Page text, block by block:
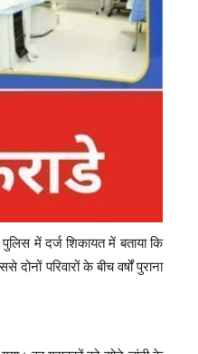
में दर्ज शिकायत में बताया कि
परिवारों के बीच वर्षों पुराना